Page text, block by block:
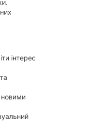
інтерес
новими